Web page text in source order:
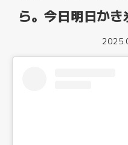
ら。今日明日か